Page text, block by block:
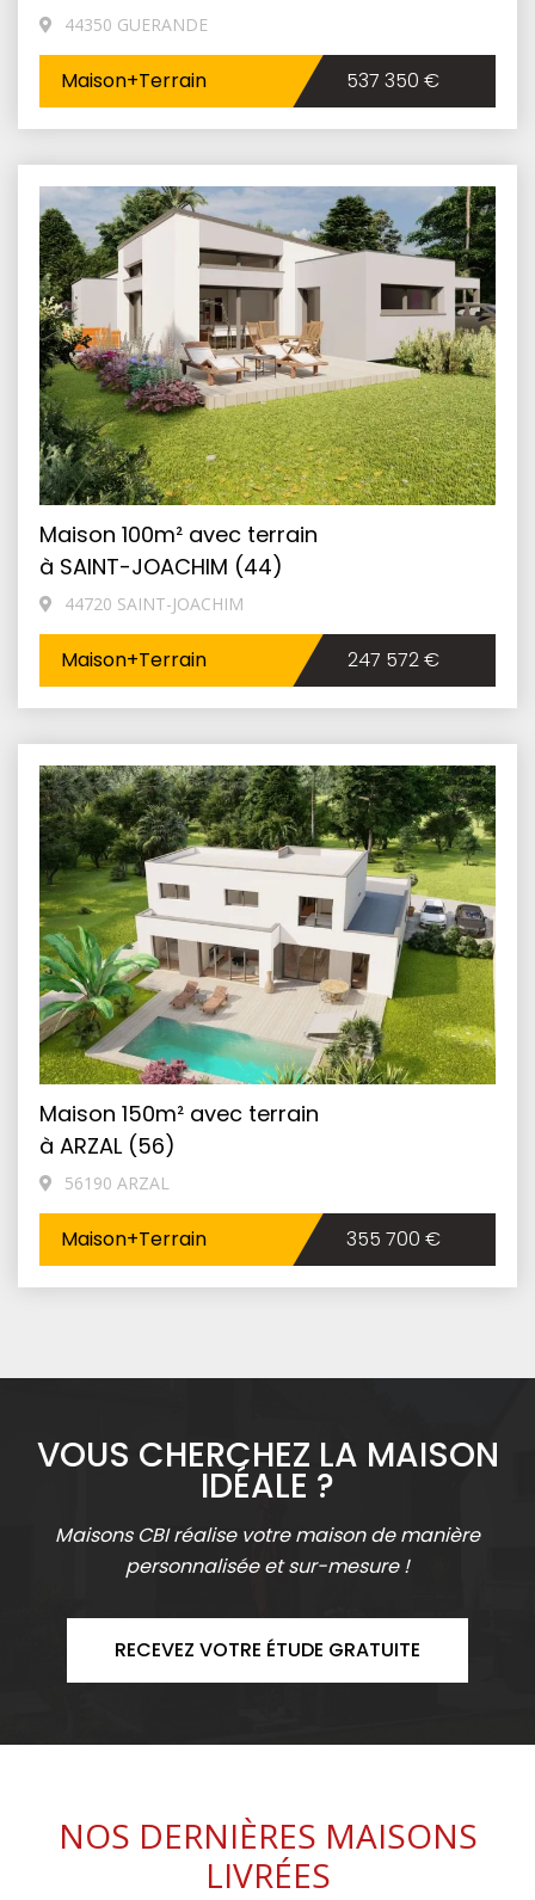
44350 GUERANDE
Maison+Terrain 537 350 €
Maison 100m² avec terrain
à SAINT-JOACHIM (44)
44720 SAINT-JOACHIM
Maison+Terrain 247 572 €
Maison 150m² avec terrain
à ARZAL (56)
56190 ARZAL
Maison+Terrain 355 700 €
VOUS CHERCHEZ LA MAISON
IDÉALE ?
Maisons CBI réalise votre maison de manière
personnalisée et sur-mesure !
RECEVEZ VOTRE ÉTUDE GRATUITE
NOS DERNIÈRES MAISONS
LIVRÉES